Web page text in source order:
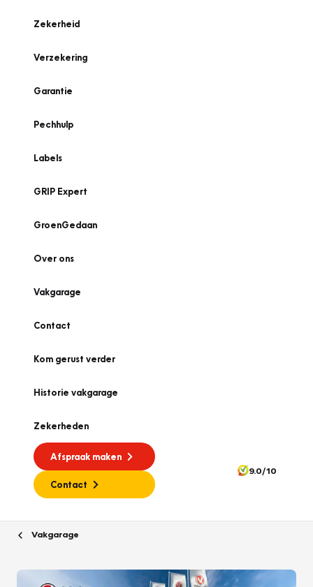
Zekerheid
Verzekering
Garantie
Pechhulp
Labels
GRIP Expert
GroenGedaan
Over ons
Vakgarage
Contact
Kom gerust verder
Historie vakgarage
Zekerheden
Afspraak maken
Contact
9.0/10
Vakgarage